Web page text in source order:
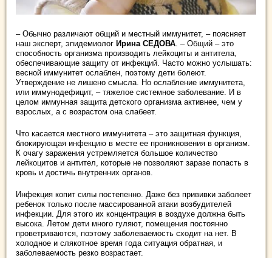
– Обычно различают общий и местный иммунитет, – поясняет
наш эксперт, эпидемиолог Ирина СЕДОВА . – Общий – это
способность организма производить лейкоциты и антитела,
обеспечивающие защиту от инфекций. Часто можно услышать:
весной иммунитет ослаблен, поэтому дети болеют.
Утверждение не лишено смысла. Но ослабление иммунитета,
или иммунодефицит, – тяжелое системное заболевание. И в
целом иммунная защита детского организма активнее, чем у
взрослых, а с возрастом она слабеет.
Что касается местного иммунитета – это защитная функция,
блокирующая инфекцию в месте ее проникновения в организм.
К очагу заражения устремляется большое количество
лейкоцитов и антител, которые не позволяют заразе попасть в
кровь и достичь внутренних органов.
Инфекция копит силы постепенно. Даже без прививки заболеет
ребенок только после массированной атаки возбудителей
инфекции. Для этого их концентрация в воздухе должна быть
высока. Летом дети много гуляют, помещения постоянно
проветриваются, поэтому заболеваемость сходит на нет. В
холодное и слякотное время года ситуация обратная, и
заболеваемость резко возрастает.